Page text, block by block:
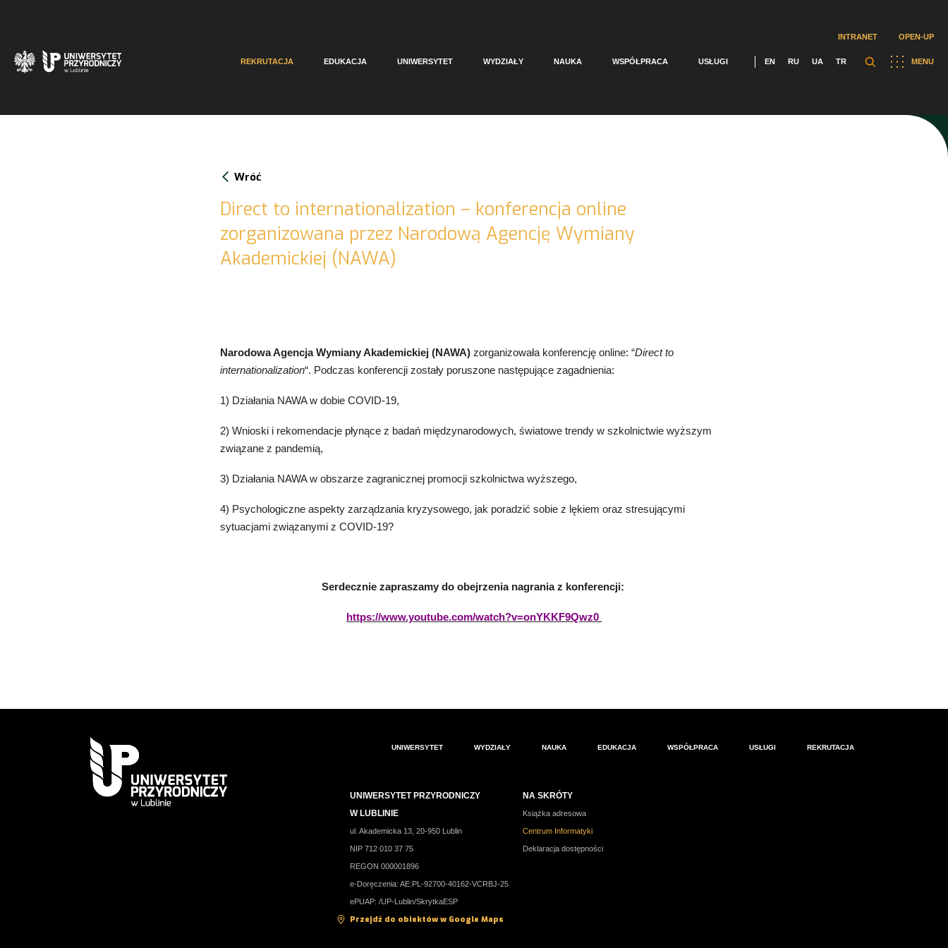
INTRANET OPEN-UP
MENU
REKRUTACJA EDUKACJA UNIWERSYTET WYDZIAŁY NAUKA WSPÓŁPRACA USŁUGI EN RU UA TR
Wróć
Direct to internationalization – konferencja online
zorganizowana przez Narodową Agencję Wymiany
Akademickiej (NAWA)
Narodowa Agencja Wymiany Akademickiej (NAWA) zorganizowała konferencję online: “Direct to
internationalization“. Podczas konferencji zostały poruszone następujące zagadnienia:
1) Działania NAWA w dobie COVID-19,
2) Wnioski i rekomendacje płynące z badań międzynarodowych, światowe trendy w szkolnictwie wyższym
związane z pandemią,
3) Działania NAWA w obszarze zagranicznej promocji szkolnictwa wyższego,
4) Psychologiczne aspekty zarządzania kryzysowego, jak poradzić sobie z lękiem oraz stresującymi
sytuacjami związanymi z COVID-19?
Serdecznie zapraszamy do obejrzenia nagrania z konferencji:
https://www.youtube.com/watch?v=onYKKF9Qwz0
UNIWERSYTET WYDZIAŁY NAUKA EDUKACJA WSPÓŁPRACA USŁUGI REKRUTACJA
UNIWERSYTET PRZYRODNICZY
W LUBLINIE
ul. Akademicka 13, 20-950 Lublin
NIP 712 010 37 75
REGON 000001896
e-Doręczenia: AE:PL-92700-40162-VCRBJ-25
ePUAP: /UP-Lublin/SkrytkaESP
Przejdź do obiektów w Google Maps
NA SKRÓTY
Książka adresowa
Centrum Informatyki
Deklaracja dostępności